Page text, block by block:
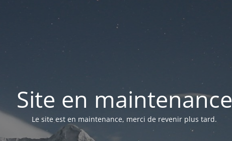
Site en maintenance
Le site est en maintenance, merci de revenir plus tard.